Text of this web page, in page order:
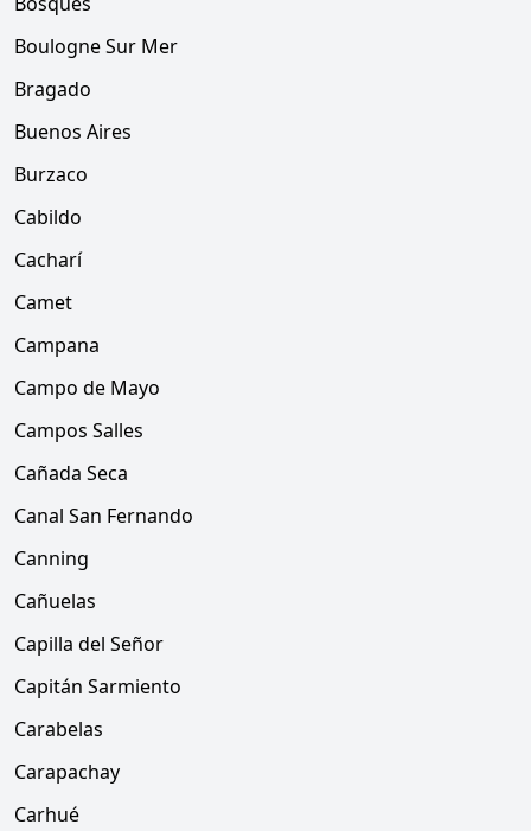
Boulogne Sur Mer
Bragado
Buenos Aires
Burzaco
Cabildo
Cacharí
Camet
Campana
Campo de Mayo
Campos Salles
Cañada Seca
Canal San Fernando
Canning
Cañuelas
Capilla del Señor
Capitán Sarmiento
Carabelas
Carapachay
Carhué